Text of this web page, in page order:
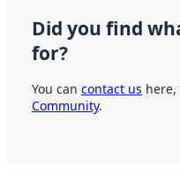
Did you find
for?
You can contact us
Community.